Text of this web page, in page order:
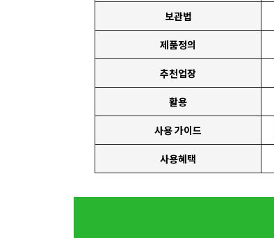
보관법
제품정의
추천업장
활용
사용 가이드
사용혜택